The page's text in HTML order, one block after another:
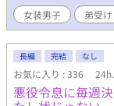
いの弟、弱りきっ
の副会長、盲目の
散臭い糸目な美少
親、やる気のない
には第一印象をひ
※『』は電話やメッ
の心の声など、《
女装男子
弟受け
長編 完結 なし
お気に入り : 336
悪役令息に毎週